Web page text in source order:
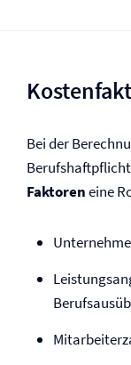
Bei der
Faktoreneine